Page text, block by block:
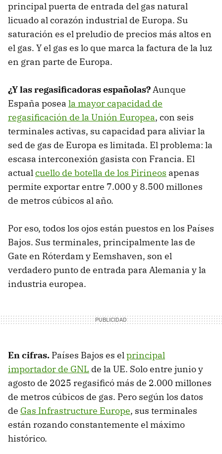
principal puerta de entrada del gas natural
licuado al corazón industrial de Europa. Su
saturación es el preludio de precios más altos en
el gas. Y el gas es lo que marca la factura de la luz
en gran parte de Europa.
¿Y las regasificadoras españolas?Aunque
España posea la mayor capacidad de
regasificación de la Unión Europea, con seis
terminales activas, su capacidad para aliviar la
sed de gas de Europa es limitada. El problema: la
escasa interconexión gasista con Francia. El
actualcuello de botella de los Pirineos apenas
permite exportar entre 7.000 y 8.500 millones
de metros cúbicos al año.
Por eso, todos los ojos están puestos en los Países
Bajos. Sus terminales, principalmente las de
Gate en Róterdam y Eemshaven, son el
verdadero punto de entrada para Alemania y la
industria europea.
En cifras. Países Bajos es elprincipal
importador de GNL de la UE. Solo entre junio y
agosto de 2025 regasificó más de 2.000 millones
de metros cúbicos de gas. Pero según los datos
de Gas Infrastructure Europe, sus terminales
están rozando constantemente el máximo
histórico.